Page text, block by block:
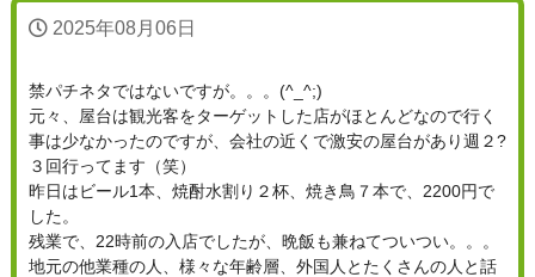
2025年08月06日
禁パチネタではないですが。。。(^_^;)
元々、屋台は観光客をターゲットした店がほとんどなので行く
事は少なかったのですが、会社の近くで激安の屋台があり週２?
３回行ってます（笑）
昨日はビール1本、焼酎水割り２杯、焼き鳥７本で、2200円で
した。
残業で、22時前の入店でしたが、晩飯も兼ねてついつい。。。
地元の他業種の人、様々な年齢層、外国人とたくさんの人と話